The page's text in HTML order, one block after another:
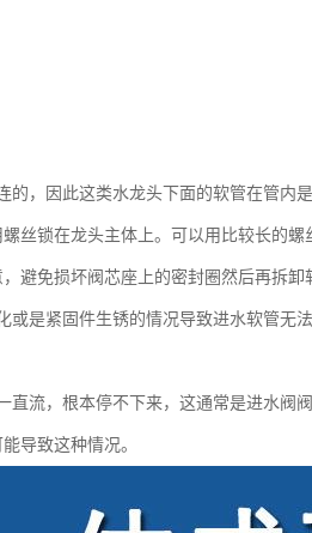
的，因此这类水龙头下面的软管在管内
丝锁在龙头主体上。可以用比较长的
避免损坏阀芯座上的密封圈然后再拆卸
是紧固件生锈的情况导致进水软管无
流，根本停不下来，这通常是进水阀
导致这种情况。